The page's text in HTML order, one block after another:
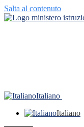
Salta al contenuto
Italiano
Italiano